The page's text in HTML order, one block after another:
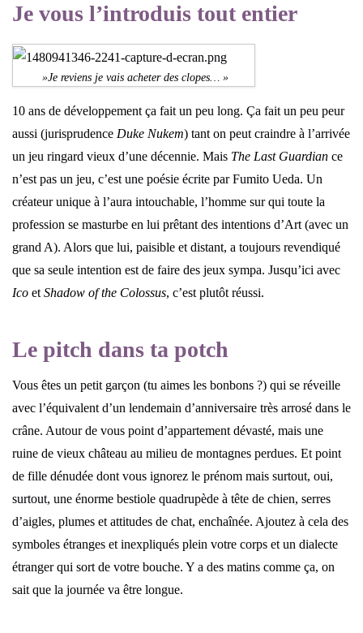
Je vous l’introduis tout entier
»Je reviens je vais acheter des clopes… »
10 ans de développement ça fait un peu long. Ça fait un peu peur
aussi (jurisprudence Duke Nukem) tant on peut craindre à l’arrivée
un jeu ringard vieux d’une décennie. Mais The Last Guardian ce
n’est pas un jeu, c’est une poésie écrite par Fumito Ueda. Un
créateur unique à l’aura intouchable, l’homme sur qui toute la
profession se masturbe en lui prêtant des intentions d’Art (avec un
grand A). Alors que lui, paisible et distant, a toujours revendiqué
que sa seule intention est de faire des jeux sympa. Jusqu’ici avec
Ico et Shadow of the Colossus, c’est plutôt réussi.
Le pitch dans ta potch
Vous êtes un petit garçon (tu aimes les bonbons ?) qui se réveille
avec l’équivalent d’un lendemain d’anniversaire très arrosé dans le
crâne. Autour de vous point d’appartement dévasté, mais une
ruine de vieux château au milieu de montagnes perdues. Et point
de fille dénudée dont vous ignorez le prénom mais surtout, oui,
surtout, une énorme bestiole quadrupède à tête de chien, serres
d’aigles, plumes et attitudes de chat, enchaînée. Ajoutez à cela des
symboles étranges et inexpliqués plein votre corps et un dialecte
étranger qui sort de votre bouche. Y a des matins comme ça, on
sait que la journée va être longue.